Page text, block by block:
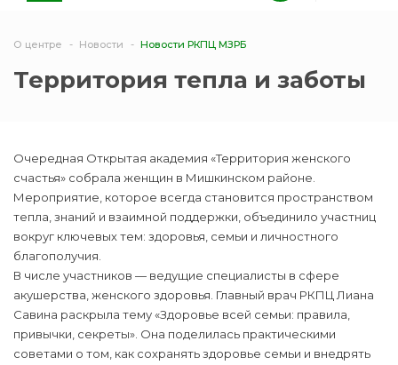
О центре Новости Новости РКПЦ МЗРБ
Территория тепла и заботы
Очередная Открытая академия «Территория женского
счастья» собрала женщин в Мишкинском районе.
Мероприятие, которое всегда становится пространством
тепла, знаний и взаимной поддержки, объединило участниц
вокруг ключевых тем: здоровья, семьи и личностного
благополучия.
В числе участников — ведущие специалисты в сфере
акушерства, женского здоровья. Главный врач РКПЦ Лиана
Савина раскрыла тему «Здоровье всей семьи: правила,
привычки, секреты». Она поделилась практическими
советами о том, как сохранять здоровье семьи и внедрять